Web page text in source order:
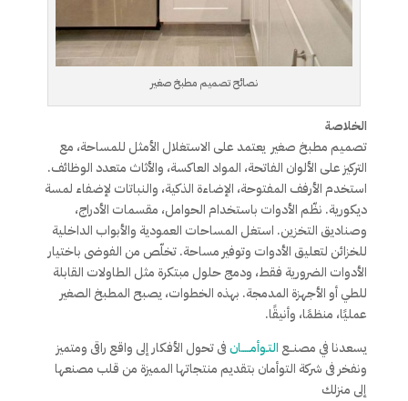
نصائح تصميم مطبخ صغير
الخلاصة
تصميم مطبخ صغير يعتمد على الاستغلال الأمثل للمساحة، مع
التركيز على الألوان الفاتحة، المواد العاكسة، والأثاث متعدد الوظائف.
استخدم الأرفف المفتوحة، الإضاءة الذكية، والنباتات لإضفاء لمسة
ديكورية. نظّم الأدوات باستخدام الحوامل، مقسمات الأدراج،
وصناديق التخزين. استغل المساحات العمودية والأبواب الداخلية
للخزائن لتعليق الأدوات وتوفير مساحة. تخلّص من الفوضى باختيار
الأدوات الضرورية فقط، ودمج حلول مبتكرة مثل الطاولات القابلة
للطي أو الأجهزة المدمجة. بهذه الخطوات، يصبح المطبخ الصغير
عمليًا، منظمًا، وأنيقًا.
يسعدنا في مصنــع التـوأمـــــانفى تحول الأفكار إلى واقع راقى ومتميز
ونفخر فى شركة التوأمان بتقديم منتجاتها المميزة من قلب مصنعها
إلى منزلك